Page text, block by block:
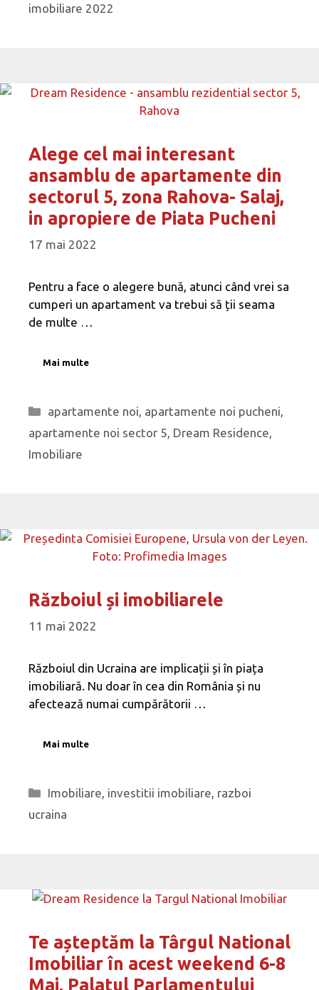
imobiliare 2022
Alege cel mai interesant
ansamblu de apartamente din
sectorul 5, zona Rahova- Salaj,
in apropiere de Piata Pucheni
17 mai 2022
Pentru a face o alegere bună, atunci când vrei sa
cumperi un apartament va trebui să ții seama
de multe …
Mai multe
Categorii
apartamente noi, apartamente noi pucheni,
apartamente noi sector 5, Dream Residence,
Imobiliare
Războiul și imobiliarele
11 mai 2022
Războiul din Ucraina are implicații și în piața
imobiliară. Nu doar în cea din România și nu
afectează numai cumpărătorii …
Mai multe
Categorii
Imobiliare, investitii imobiliare, razboi
ucraina
Te așteptăm la Târgul National
Imobiliar în acest weekend 6-8
Mai, Palatul Parlamentului